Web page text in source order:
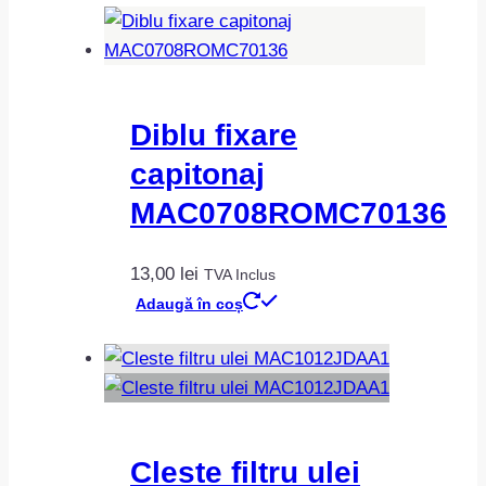
Diblu fixare
capitonaj
MAC0708ROMC70136
13,00 lei TVA Inclus
Adaugă în coș
Cleste filtru ulei